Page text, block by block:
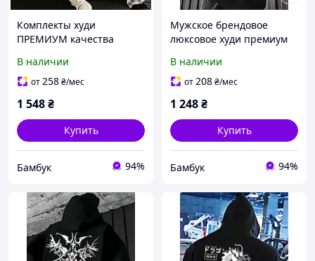
Комплекты худи
ПРЕМИУМ качества
В наличии
от258₴/мес
1 548₴
Купить
Бамбук 94%
Мужское брендовое
люксовое худи премиум
толстовка с капюшоном
хлопковая
В наличии
от208₴/мес
1 248₴
Купить
Бамбук 94%